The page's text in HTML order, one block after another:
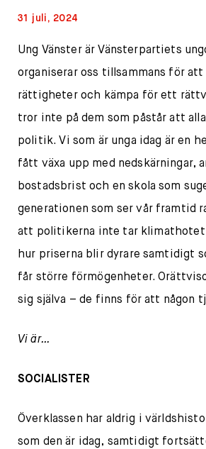
31 juli, 2024
Ung Vänster är Vänsterpartiets
organiserar oss tillsammans för att
rättigheter och kämpa för ett
tror inte på dem som påstår att
politik. Vi som är unga idag är en
fått växa upp med nedskärningar,
bostadsbrist och en skola som
generationen som ser vår framtid
att politikerna inte tar klimathotet
hur priserna blir dyrare samtidigt
får större förmögenheter.
sig själva – de finns för att någon
Vi är…
SOCIALISTER
Överklassen har aldrig i
som den är idag, samtidigt